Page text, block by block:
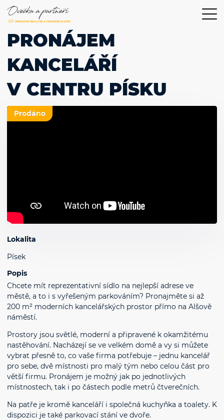
PRONÁJEM
KANCELÁŘÍ
V CENTRU PÍSKU
Prodáno
Lokalita
Písek
Popis
Chcete mít reprezentativní sídlo na nejlepší adrese ve
městě, a to i s vyřešeným parkováním? Pronajměte si až
200 m² moderních kancelářských prostor přímo na Alšově
náměstí.
Prostory jsou světlé, moderní a připravené k okamžitému
nastěhování. Nacházejí se ve velkém domě a vy si můžete
vybrat přesně to, co vaše firma potřebuje – jednu kancelář
pro sebe, dvě místnosti pro malý tým nebo celou část pro
větší firmu. Pronájem je možný jak po jednotlivých
místnostech, tak i po částech podle metrů čtverečních.
Na patře je kromě kanceláří i společná kuchyňka a toalety. K
dispozici je také parkovací stání ve dvoře.